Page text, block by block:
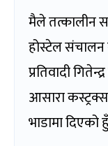
मैले तत्कालीन
होस्टेल संचालन
प्रतिवादी
आसारा
भाडामा दिएको